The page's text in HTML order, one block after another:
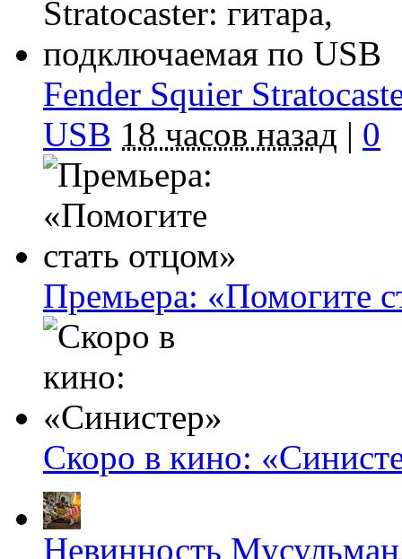
Fender Squier
USB 18 часов назад | 0
Премьера: «Помогите
Скоро в кино:
Невинность